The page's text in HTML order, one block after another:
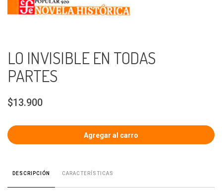
LO INVISIBLE EN TODAS
PARTES
$13.900
DESCRIPCIÓN CARACTERÍSTICAS